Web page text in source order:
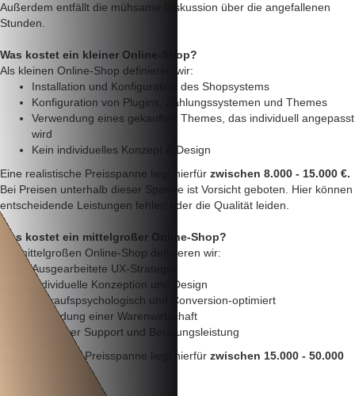
Außerdem entfällt die mühsame Diskussion über die angefallenen
Stunden.
Was kostet ein kleiner Online-Shop?
Als kleinen Online-Shop definieren wir:
Installation und Konfiguration des Shopsystems
Konfiguration von Plugins, Zahlungssystemen und Themes
Verwendung eines gekauften Themes, das individuell angepasst
wird
Kein individuelles Konzept & Design
Eine realistische Preisspanne liegt hierfür zwischen 8.000 - 15.000 €.
Bei Preisen unterhalb dieser Spanne ist Vorsicht geboten. Hier können
entscheidende Leistungen fehlen oder die Qualität leiden.
Was kostet ein mittelgroßer Online-Shop?
Als mittelgroßen Online-Shop definieren wir:
Ausgearbeitete UX-Strategie
Individuelle Konzeption und Design
Verkaufspsychologisch und Conversion-optimiert
Anbindung einer Warenwirtschaft
Intensiver Support und Beratungsleistung
Eine realistische Preisspanne liegt hierfür zwischen 15.000 - 50.000